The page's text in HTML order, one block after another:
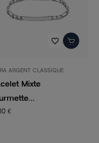
PANDORA
Charm Femme
CLIP...